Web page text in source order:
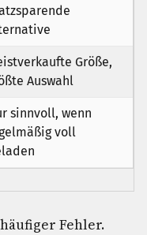
Größe,
Auswahl
sinnvoll, wenn
voll
Fehler.